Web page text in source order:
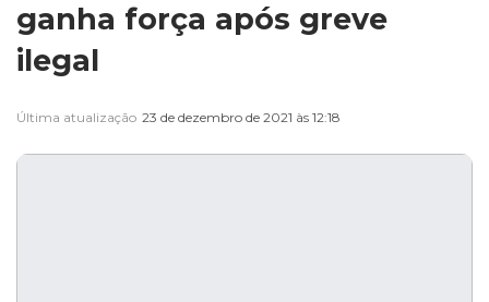
ganha força após greve
ilegal
Última atualização 23 de dezembro de 2021 às 12:18